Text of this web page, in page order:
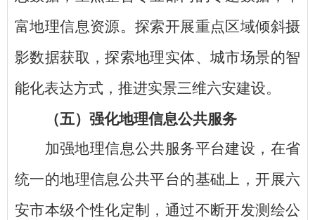
富地理信息资源。探索开展重点区域倾斜摄
影数据获取，探索地理实体、城市场景的智
能化表达方式，推进实景三维六安建设。
（五）强化地理信息公共服务
加强地理信息公共服务平台建设，在省
统一的地理信息公共平台的基础上，开展六
安市本级个性化定制，通过不断开发测绘公